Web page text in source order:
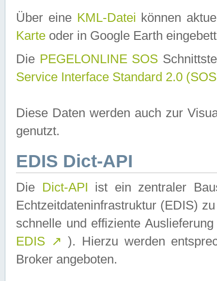
Über eine KML-Datei können
Karte oder in Google Earth
Die PEGELONLINE SOS
Service Interface Standard 2.0
Diese Daten werden auch zur
genutzt.
EDIS Dict-API
Die Dict-API ist ein zentraler
Echtzeitdateninfrastruktur (EDIS)
schnelle und effiziente
EDIS ↗ ). Hierzu werden
Broker angeboten.